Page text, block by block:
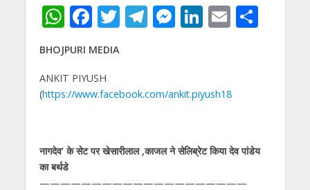
W
h
at
s
A
p
F
ac
e
b
o
k
T
itt
er
T
gr
a
M
e
n
er
Li
dI
E
l
S
BHOJPURI MEDIA
ANKIT PIYUSH
(https://www.facebook.com/ankit.piyush18
नागदेव’ के सेट पर खेसारीलाल ,काजल ने सेलिब्रेट किया देव पांडेय
का बर्थडे
————————————————————